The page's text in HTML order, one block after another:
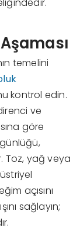
temelini
kontrol edin.
ve
göre
Toz, yağ veya
açısını
sağlayın;